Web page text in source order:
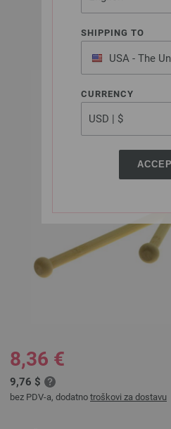
SHIPPING TO
USA - The
of America
CURRENCY
8,36 €
9,76 $
bez PDV-a, dodatno troškovi za dostavu